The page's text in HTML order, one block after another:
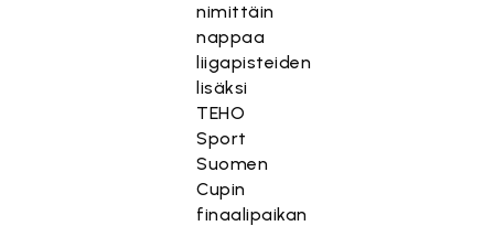
nimittäin
nappaa
liigapisteiden
lisäksi
TEHO
Sport
Suomen
Cupin
finaalipaikan